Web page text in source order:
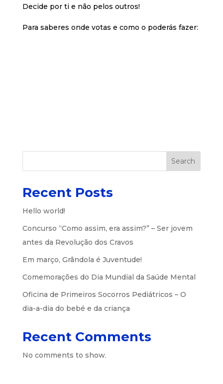
Decide por ti e não pelos outros!
Para saberes onde votas e como o poderás fazer:
Search
Recent Posts
Hello world!
Concurso “Como assim, era assim?” – Ser jovem
antes da Revolução dos Cravos
Em março, Grândola é Juventude!
Comemorações do Dia Mundial da Saúde Mental
Oficina de Primeiros Socorros Pediátricos – O
dia-a-dia do bebé e da criança
Recent Comments
No comments to show.